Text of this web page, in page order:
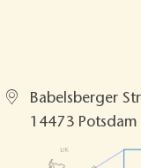
Babelsberger
14473 Potsdam